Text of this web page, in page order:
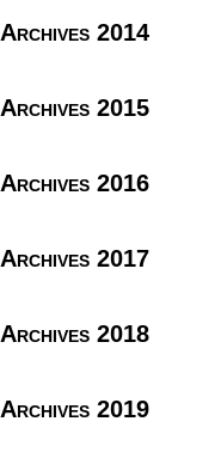
Archives 2014
Archives 2015
Archives 2016
Archives 2017
Archives 2018
Archives 2019